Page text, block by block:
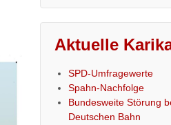
Aktuelle
SPD-Umfragewerte
Spahn-Nachfolge
Bundesweite Störung
Deutschen Bahn